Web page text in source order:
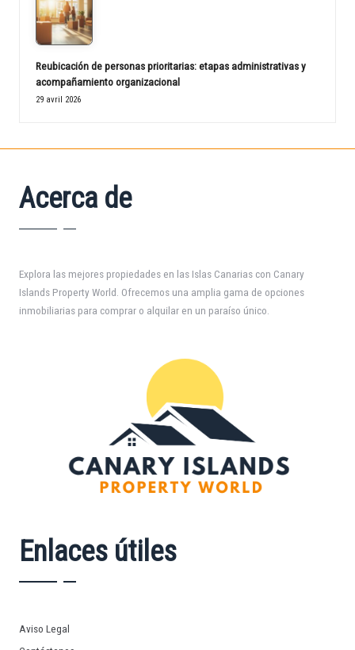
Reubicación de personas prioritarias: etapas administrativas y
acompañamiento organizacional
29 avril 2026
Acerca de
Explora las mejores propiedades en las Islas Canarias con Canary
Islands Property World. Ofrecemos una amplia gama de opciones
inmobiliarias para comprar o alquilar en un paraíso único.
Enlaces útiles
Aviso Legal